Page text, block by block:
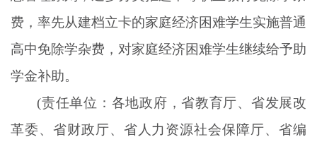
费，率先从建档立卡的家庭经济困难学生实施普通
高中免除学杂费，对家庭经济困难学生继续给予助
学金补助。
(责任单位：各地政府，省教育厅、省发展改
革委、省财政厅、省人力资源社会保障厅、省编